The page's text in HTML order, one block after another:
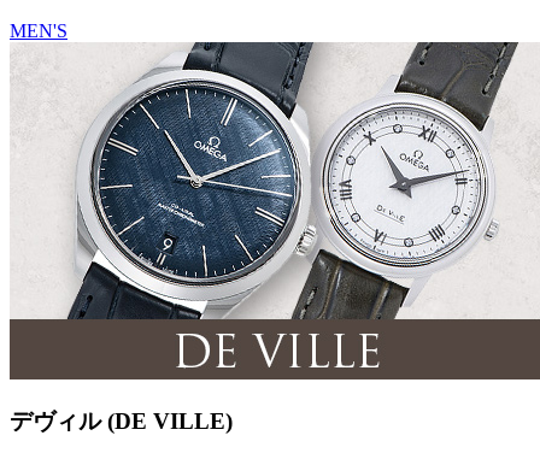
MEN'S
デヴィル (DE VILLE)